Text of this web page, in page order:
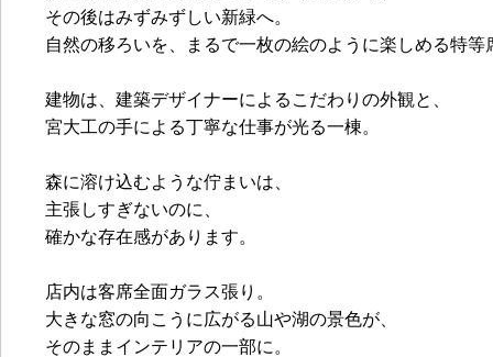
その後はみずみずしい新緑へ。
自然の移ろいを、まるで一枚の絵のように楽しめる特等
建物は、建築デザイナーによるこだわりの外観と、
宮大工の手による丁寧な仕事が光る一棟。
森に溶け込むような佇まいは、
主張しすぎないのに、
確かな存在感があります。
店内は客席全面ガラス張り。
大きな窓の向こうに広がる山や湖の景色が、
そのままインテリアの一部に。